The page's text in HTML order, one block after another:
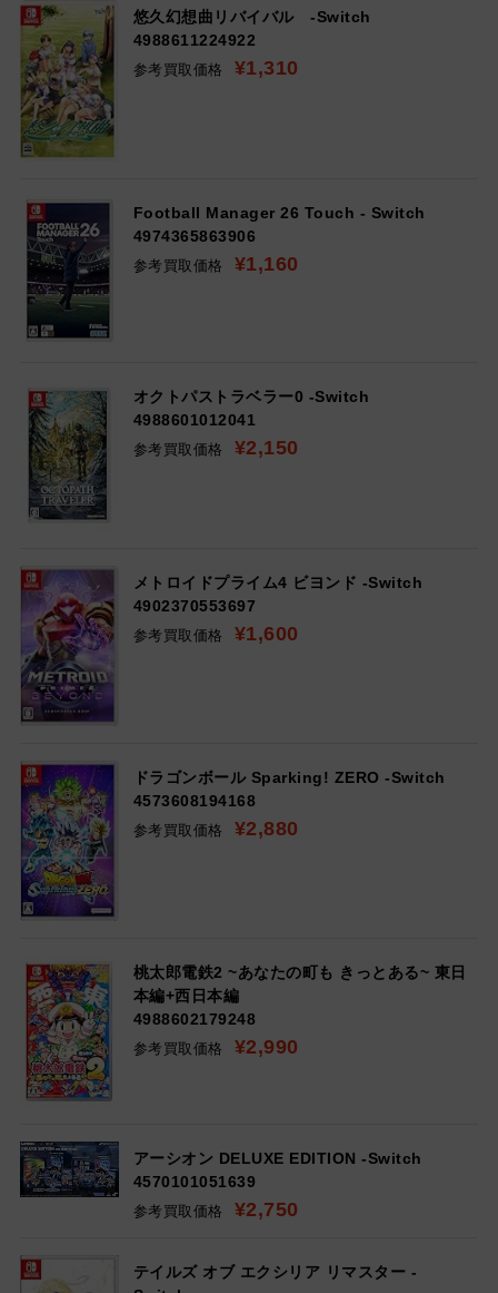
参考買取価格 ¥1,310
悠久幻想曲リバイバル -Switch
4988611224922
参考買取価格 ¥1,160
Football Manager 26 Touch - Switch
4974365863906
参考買取価格 ¥2,150
オクトパストラベラー0 -Switch
4988601012041
参考買取価格 ¥1,600
メトロイドプライム4 ビヨンド -Switch
4902370553697
参考買取価格 ¥2,880
ドラゴンボール Sparking! ZERO -Switch
4573608194168
参考買取価格 ¥2,990
桃太郎電鉄2 ~あなたの町も きっとある~ 東日
本編+西日本編
4988602179248
参考買取価格 ¥2,750
アーシオン DELUXE EDITION -Switch
4570101051639
テイルズ オブ エクシリア リマスター -